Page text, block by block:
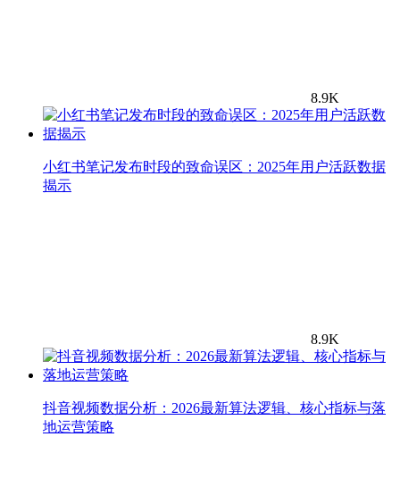
8.9K
小红书笔记发布时段的致命误区：2025年用户活跃数据
揭示
8.9K
抖音视频数据分析：2026最新算法逻辑、核心指标与落
地运营策略